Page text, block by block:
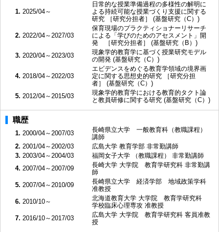
1. 2025/04～
日常的な授業準備過程の多様性の解明に
よる持続可能な授業づくり支援に関する
研究 ［研究分担者］ (基盤研究（C）)
2. 2022/04～2027/03
保育現場のプラクティショナーリサーチ
による「学びのためのアセスメント」開
発 ［研究分担者］ (基盤研究（B）)
3. 2020/04～2023/03
現象学的教育学に基づく授業研究モデル
の開発 (基盤研究（C）)
4. 2018/04～2022/03
エビデンスをめぐる教育学領域の境界画
定に関する思想史的研究 ［研究分担
者］ (基盤研究（C）)
5. 2012/04～2015/03
現象学的教育学における教育的タクト論
と教員研修に関する研究 (基盤研究（C）)
職歴
1. 2000/04～2007/03
長崎県立大学 一般教育科（教職課程）
講師
2. 2001/04～2002/03
広島大学 教育学部 非常勤講師
3. 2003/04～2004/03
福岡女子大学 （教職課程） 非常勤講師
4. 2007/04～2007/09
長崎大学 大学院 教育学研究科 非常勤講
師
5. 2007/04～2010/09
長崎県立大学 経済学部 地域政策学科
准教授
6. 2010/10～
北海道教育大学 大学院 教育学研究科
学校臨床心理専攻 准教授
7. 2016/10～2017/03
広島大学 大学院 教育学研究科 客員准教
授